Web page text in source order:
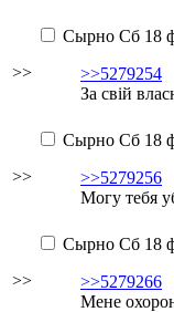
>>
Сырно Сб 18
>>5279254
За свій
>>
Сырно Сб 18
>>5279256
Могу тебя
>>
Сырно Сб 18
>>5279266
Мене